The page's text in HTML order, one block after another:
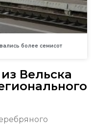
более семисот
Вельска